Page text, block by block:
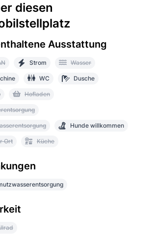
diesen
Ausstattung
Strom Wasser
WC Dusche
Hofladen
Hunde willkommen
Ort Küche